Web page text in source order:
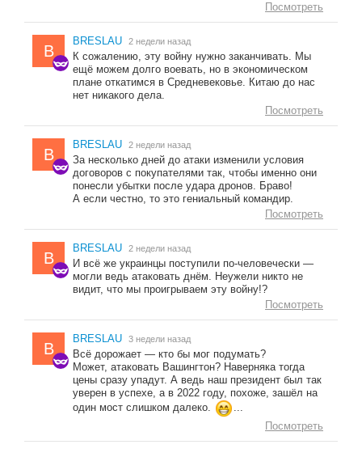
Посмотреть
B
BRESLAU 2 недели назад
К сожалению, эту войну нужно заканчивать. Мы
ещё можем долго воевать, но в экономическом
плане откатимся в Средневековье. Китаю до нас
нет никакого дела.
Посмотреть
B
BRESLAU 2 недели назад
За несколько дней до атаки изменили условия
договоров с покупателями так, чтобы именно они
понесли убытки после удара дронов. Браво!
А если честно, то это гениальный командир.
Посмотреть
B
BRESLAU 2 недели назад
И всё же украинцы поступили по-человечески —
могли ведь атаковать днём. Неужели никто не
видит, что мы проигрываем эту войну!?
Посмотреть
B
BRESLAU 3 недели назад
Всё дорожает — кто бы мог подумать?
Может, атаковать Вашингтон? Наверняка тогда
цены сразу упадут. А ведь наш президент был так
уверен в успехе, а в 2022 году, похоже, зашёл на
один мост слишком далеко.
...
Посмотреть